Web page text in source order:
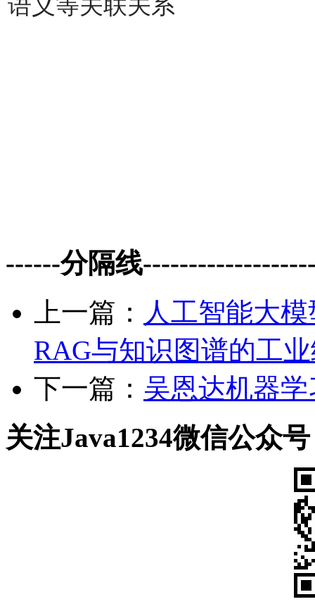
------分隔线
上一篇： 人工智能大
RAG与知识图谱的工
下一篇： 吴恩达机器
关注Java1234微信公众号